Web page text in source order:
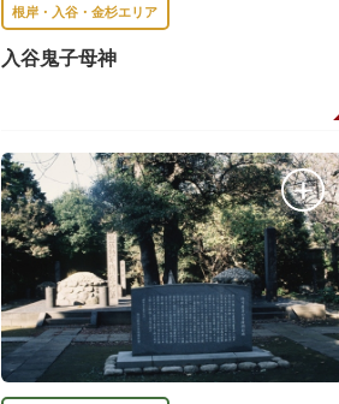
根岸・入谷・金杉エリア
入谷鬼子母神